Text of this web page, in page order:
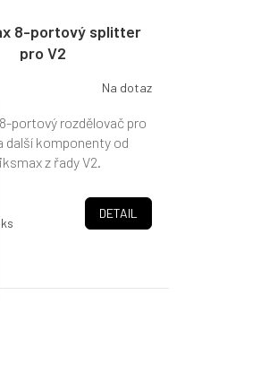
8-portový splitter
pro V2
Na dotaz
DETAIL
8-portový rozdělovač pro
další komponenty od
z řady V2.